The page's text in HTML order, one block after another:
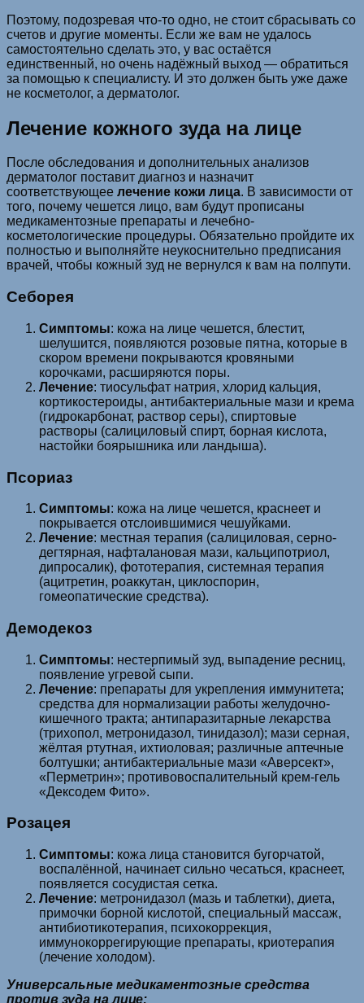
Поэтому, подозревая что-то одно, не стоит сбрасывать со
счетов и другие моменты. Если же вам не удалось
самостоятельно сделать это, у вас остаётся
единственный, но очень надёжный выход — обратиться
за помощью к специалисту. И это должен быть уже даже
не косметолог, а дерматолог.
Лечение кожного зуда на лице
После обследования и дополнительных анализов
дерматолог поставит диагноз и назначит
соответствующее лечение кожи лица. В зависимости от
того, почему чешется лицо, вам будут прописаны
медикаментозные препараты и лечебно-
косметологические процедуры. Обязательно пройдите их
полностью и выполняйте неукоснительно предписания
врачей, чтобы кожный зуд не вернулся к вам на полпути.
Себорея
Симптомы: кожа на лице чешется, блестит,
шелушится, появляются розовые пятна, которые в
скором времени покрываются кровяными
корочками, расширяются поры.
Лечение: тиосульфат натрия, хлорид кальция,
кортикостероиды, антибактериальные мази и крема
(гидрокарбонат, раствор серы), спиртовые
растворы (салициловый спирт, борная кислота,
настойки боярышника или ландыша).
Псориаз
Симптомы: кожа на лице чешется, краснеет и
покрывается отслоившимися чешуйками.
Лечение: местная терапия (салициловая, серно-
дегтярная, нафталановая мази, кальципотриол,
дипросалик), фототерапия, системная терапия
(ацитретин, роаккутан, циклоспорин,
гомеопатические средства).
Демодекоз
Симптомы: нестерпимый зуд, выпадение ресниц,
появление угревой сыпи.
Лечение: препараты для укрепления иммунитета;
средства для нормализации работы желудочно-
кишечного тракта; антипаразитарные лекарства
(трихопол, метронидазол, тинидазол); мази серная,
жёлтая ртутная, ихтиоловая; различные аптечные
болтушки; антибактериальные мази «Аверсект»,
«Перметрин»; противовоспалительный крем-гель
«Дексодем Фито».
Розацея
Симптомы: кожа лица становится бугорчатой,
воспалённой, начинает сильно чесаться, краснеет,
появляется сосудистая сетка.
Лечение: метронидазол (мазь и таблетки), диета,
примочки борной кислотой, специальный массаж,
антибиотикотерапия, психокоррекция,
иммунокоррегирующие препараты, криотерапия
(лечение холодом).
Универсальные медикаментозные средства
против зуда на лице: